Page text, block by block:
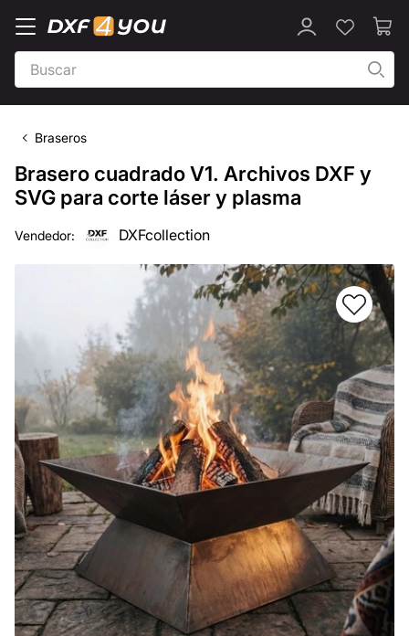
Braseros
Brasero cuadrado V1. Archivos DXF y
SVG para corte láser y plasma
Vendedor: DXFcollection